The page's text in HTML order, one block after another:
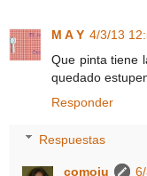
M A Y 4/3/13
Que pinta tiene
quedado
Responder
Respuestas
comoju